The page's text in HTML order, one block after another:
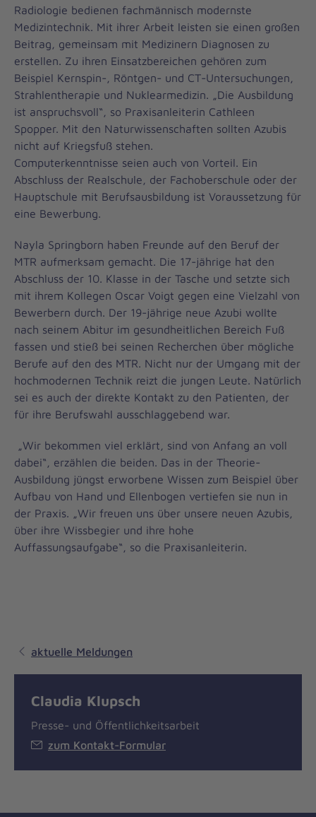
Radiologie bedienen fachmännisch modernste
Medizintechnik. Mit ihrer Arbeit leisten sie einen großen
Beitrag, gemeinsam mit Medizinern Diagnosen zu
erstellen. Zu ihren Einsatzbereichen gehören zum
Beispiel Kernspin-, Röntgen- und CT-Untersuchungen,
Strahlentherapie und Nuklearmedizin. „Die Ausbildung
ist anspruchsvoll“, so Praxisanleiterin Cathleen
Spopper. Mit den Naturwissenschaften sollten Azubis
nicht auf Kriegsfuß stehen.
Computerkenntnisse seien auch von Vorteil. Ein
Abschluss der Realschule, der Fachoberschule oder der
Hauptschule mit Berufsausbildung ist Voraussetzung für
eine Bewerbung.
Nayla Springborn haben Freunde auf den Beruf der
MTR aufmerksam gemacht. Die 17-jährige hat den
Abschluss der 10. Klasse in der Tasche und setzte sich
mit ihrem Kollegen Oscar Voigt gegen eine Vielzahl von
Bewerbern durch. Der 19-jährige neue Azubi wollte
nach seinem Abitur im gesundheitlichen Bereich Fuß
fassen und stieß bei seinen Recherchen über mögliche
Berufe auf den des MTR. Nicht nur der Umgang mit der
hochmodernen Technik reizt die jungen Leute. Natürlich
sei es auch der direkte Kontakt zu den Patienten, der
für ihre Berufswahl ausschlaggebend war.
„Wir bekommen viel erklärt, sind von Anfang an voll
dabei“, erzählen die beiden. Das in der Theorie-
Ausbildung jüngst erworbene Wissen zum Beispiel über
Aufbau von Hand und Ellenbogen vertiefen sie nun in
der Praxis. „Wir freuen uns über unsere neuen Azubis,
über ihre Wissbegier und ihre hohe
Auffassungsaufgabe“, so die Praxisanleiterin.
aktuelle Meldungen
Claudia Klupsch
Presse- und Öffentlichkeitsarbeit
zum Kontakt-Formular